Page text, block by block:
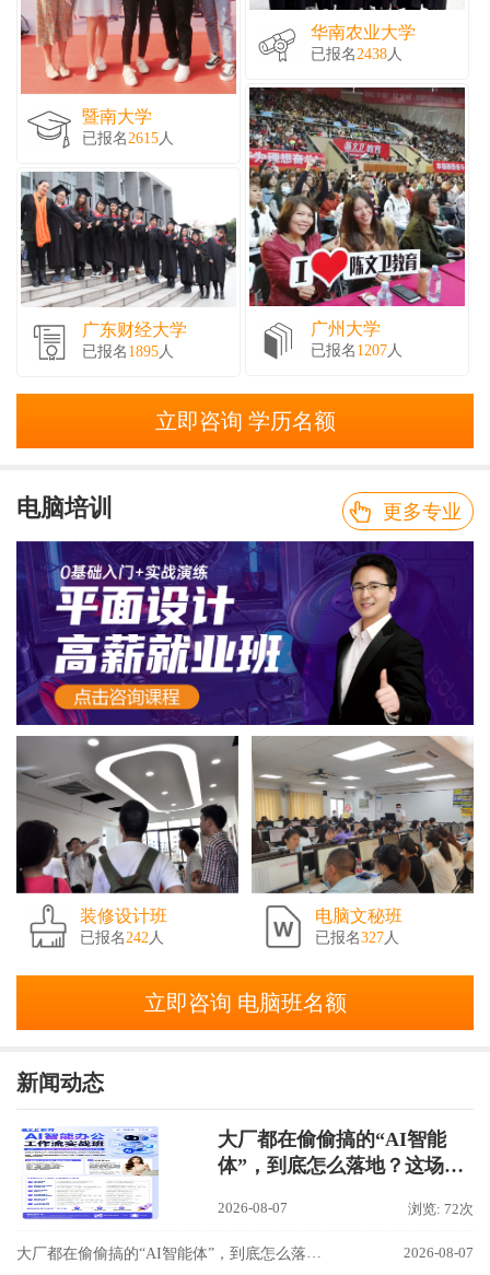
暨南大学
已报名2615人
广东财经大学
已报名 1895人
华南农业大学
已报名2438人
广州大学
已报名 1207人
立即咨询 学历名额
电脑培训 更多专业
装修设计班
已报名 242 人
电脑文秘班
已报名327 人
立即咨询 电脑班名额
新闻动态
大厂都在偷偷搞的“AI智能
体”，到底怎么落地？这场
班】讲透了！
2026-08-07 浏览: 72次
2026-08-07